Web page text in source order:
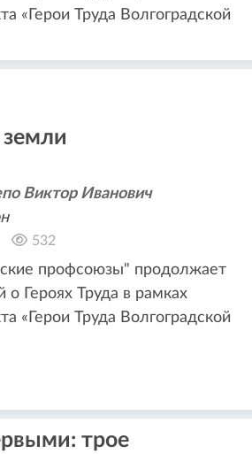
«Герои Труда Волгоградской
Виктор Иванович
532
профсоюзы" продолжает
Героях Труда в рамках
«Герои Труда Волгоградской
трое